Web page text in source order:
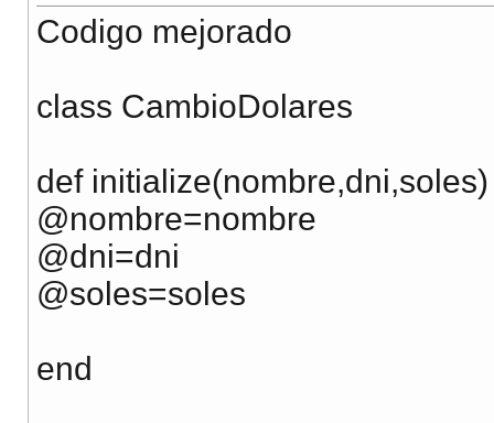
Codigo mejorado
class CambioDolares
def initialize(nombre,dni,soles)
@nombre=nombre
@dni=dni
@soles=soles
end